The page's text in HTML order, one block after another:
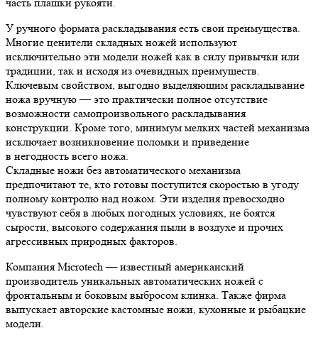
У ручного формата раскладывания есть свои преимущества.
Многие ценители складных ножей используют
исключительно эти модели ножей как в силу привычки или
традиции, так и исходя из очевидных преимуществ.
Ключевым свойством, выгодно выделяющим раскладывание
ножа вручную — это практически полное отсутствие
возможности самопроизвольного раскладывания
конструкции. Кроме того, минимум мелких частей механизма
исключает возникновение поломки и приведение
в негодность всего ножа.
Складные ножи без автоматического механизма
предпочитают те, кто готовы поступится скоростью в угоду
полному контролю над ножом. Эти изделия превосходно
чувствуют себя в любых погодных условиях, не боятся
сырости, высокого содержания пыли в воздухе и прочих
агрессивных природных факторов.
Компания Microtech — известный американский
производитель уникальных автоматических ножей с
фронтальным и боковым выбросом клинка. Также фирма
выпускает авторские кастомные ножи, кухонные и рыбацкие
модели.